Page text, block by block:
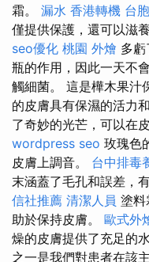
霜。 漏水 香港轉機 台
僅提供保護，還可以滋
seo優化 桃園 外燴 多
瓶的作用，因此一天不
觸細菌。 這是樺木果汁
的皮膚具有保濕的活力
了奇妙的光芒，可以在
wordpress seo 玫瑰色
皮膚上調音。 台中排毒
末涵蓋了毛孔和誤差，
信社推薦 清潔人員 塗料
助於保持皮膚。 歐式外
燥的皮膚提供了充足的
之一是我們對患者在該